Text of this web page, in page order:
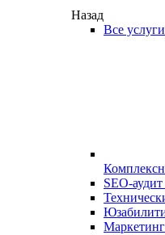
Назад
Все услуги
SEO-аудит